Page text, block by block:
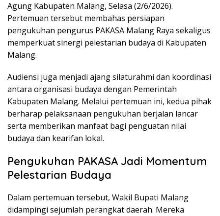
Agung Kabupaten Malang, Selasa (2/6/2026).
Pertemuan tersebut membahas persiapan
pengukuhan pengurus PAKASA Malang Raya sekaligus
memperkuat sinergi pelestarian budaya di Kabupaten
Malang.
Audiensi juga menjadi ajang silaturahmi dan koordinasi
antara organisasi budaya dengan Pemerintah
Kabupaten Malang. Melalui pertemuan ini, kedua pihak
berharap pelaksanaan pengukuhan berjalan lancar
serta memberikan manfaat bagi penguatan nilai
budaya dan kearifan lokal.
Pengukuhan PAKASA Jadi Momentum
Pelestarian Budaya
Dalam pertemuan tersebut, Wakil Bupati Malang
didampingi sejumlah perangkat daerah. Mereka